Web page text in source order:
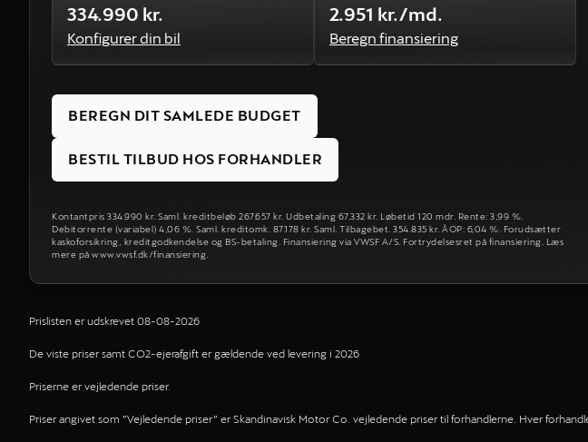
334.990 kr.
Konfigurer din bil
2.951 kr./md.
Beregn finansiering
BEREGN DIT SAMLEDE BUDGET
BESTIL TILBUD HOS FORHANDLER
Kontantpris 334.990 kr. Saml. kreditbeløb 267.657 kr. Udbetaling 67.332 kr. Løbetid 120 mdr. Rente: 3,99 %.
Debitorrente (variabel) 4,06 %. Saml. kreditomk. 87.178 kr. Saml. Tilbagebet. 354.835 kr. ÅOP: 6,04 %. Forudsætter
kaskoforsikring, kreditgodkendelse og BS-betaling. Finansiering via VWSF A/S. Fortrydelsesret på finansiering. Læs
mere på www.vwsf.dk/finansiering.
Prislisten er udskrevet 08-08-2026
De viste priser samt CO2-ejerafgift er gældende ved levering i 2026
Priserne er vejledende priser.
Priser angivet som ”Vejledende priser” er Skandinavisk Motor Co. vejledende priser til forhandlerne. Hver